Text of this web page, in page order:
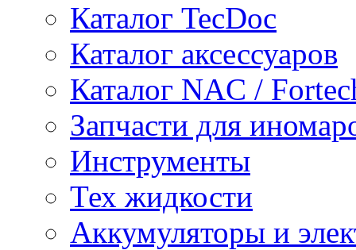
Каталог TecDoc
Каталог аксессуаров
Каталог NAC /
Запчасти для
Инструменты
Тех жидкости
Аккумуляторы и